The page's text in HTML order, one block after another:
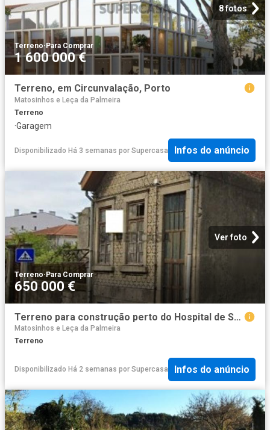
8 fotos
Terreno· Para Comprar
1 600 000 €
Terreno, em Circunvalação, Porto
Matosinhos e Leça da Palmeira
Terreno
·Garagem
Disponibilizado Há 3 semanas por Supercasa Infos do anúncio
Ver foto
Terreno·Para Comprar
650 000 €
Terreno para construção perto do Hospital de São João
Matosinhos e Leça da Palmeira
Terreno
Disponibilizado Há 2 semanas por Supercasa Infos do anúncio